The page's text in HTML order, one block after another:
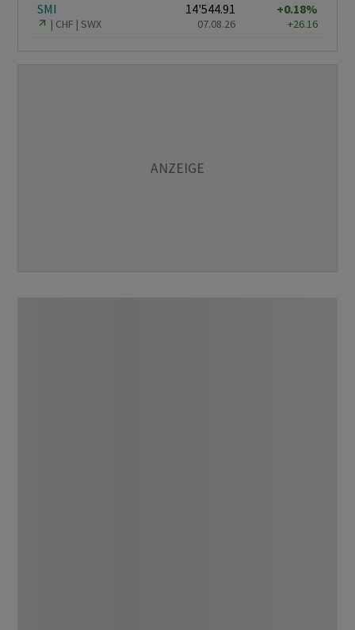
SMI
CHF SWX
14'544.91
07.08.26
+0.18%
+26.16